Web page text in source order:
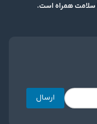
سلامت همراه است.
ارسال